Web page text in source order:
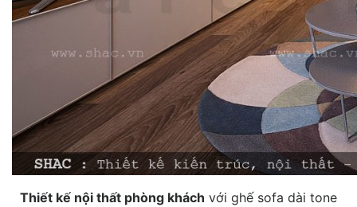
Thiết kế nội thất phòng khách với ghế sofa dài tone